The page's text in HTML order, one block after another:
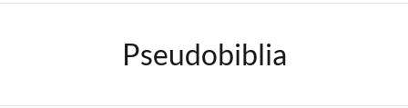
Pseudobiblia